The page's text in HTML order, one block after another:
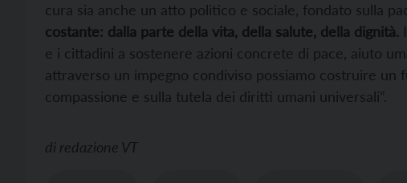
cura sia anche un atto politico e sociale, fondato sulla
costante: dalla parte della vita, della salute, della dignità.
e i cittadini a sostenere azioni concrete di pace, aiuto
attraverso un impegno condiviso possiamo costruire un
compassione e sulla tutela dei diritti umani universali”.
di redazione VT